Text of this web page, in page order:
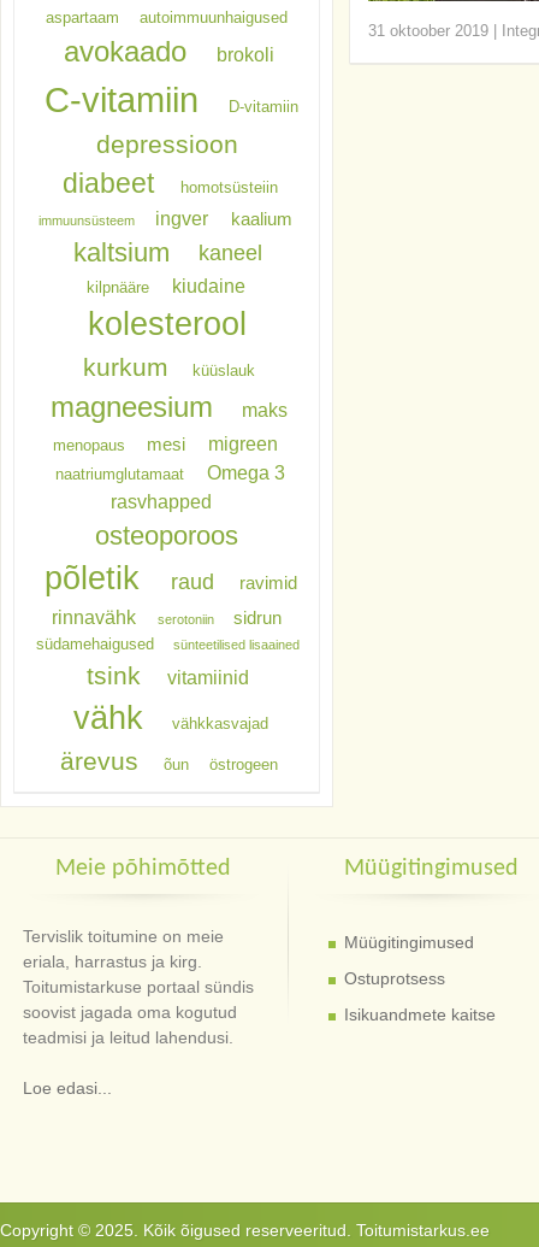
31 oktoober 2019
aspartaam autoimmuunhaigused
avokaado brokoli
C-vitamiin D-vitamiin
depressioon
diabeet homotsüsteiin
immuunsüsteem ingver kaalium
kaltsium kaneel
kilpnääre kiudaine
kolesterool
kurkum küüslauk
magneesium maks
menopaus mesi migreen
naatriumglutamaat
Omega 3
rasvhapped
osteoporoos
põletik raud ravimid
rinnavähk serotoniin sidrun
südamehaigused sünteetilised lisaained
tsink vitamiinid
vähk vähkkasvajad
ärevus õun östrogeen
Meie põhimõtted
Tervislik toitumine on meie
eriala, harrastus ja kirg.
Toitumistarkuse portaal sündis
soovist jagada oma kogutud
teadmisi ja leitud lahendusi.
Loe edasi...
Müügitingimused
Müügitingimused
Ostuprotsess
Isikuandmete kaitse
Copyright © 2025. Kõik õigused reserveeritud. Toitumistarkus.ee